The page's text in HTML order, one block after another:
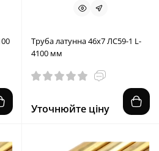
Труба латунна 46x7 ЛС59-1 L-
4100 мм
Уточнюйте ціну